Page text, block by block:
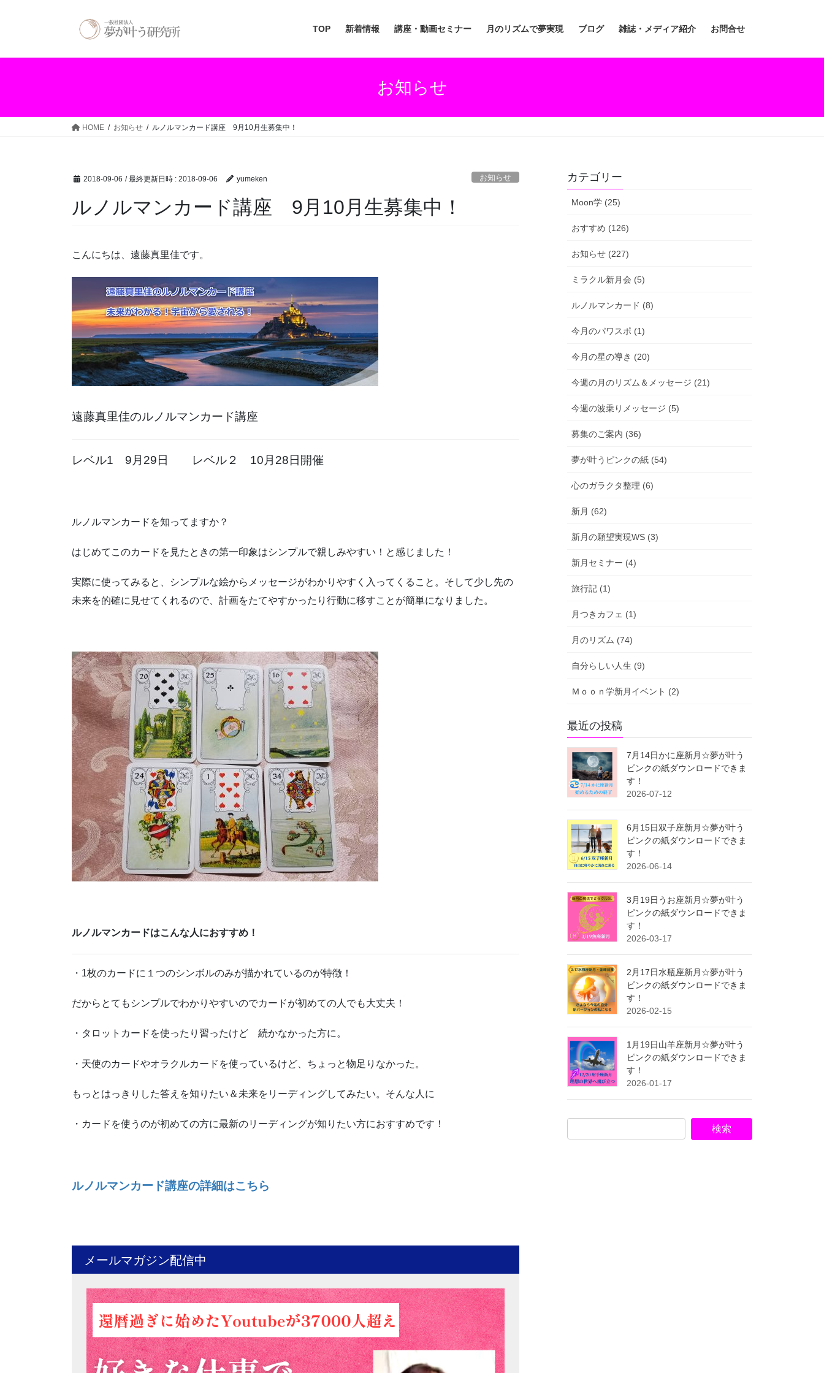
TOP 新着情報 講座・動画セミナー 月のリズムで夢実現 ブログ 雑誌・メディア紹介 お問合せ
お知らせ
HOME お知らせ ルノルマンカード講座 9月10月生募集中！
2018-09-06 / 最終更新日時 : 2018-09-06 yumeken お知らせ
ルノルマンカード講座 9月10月生募集中！
こんにちは、遠藤真里佳です。
遠藤真里佳のルノルマンカード講座
レベル1 9月29日 レベル２ 10月28日開催
ルノルマンカードを知ってますか？
はじめてこのカードを見たときの第一印象はシンプルで親しみやすい！と感じました！
実際に使ってみると、シンプルな絵からメッセージがわかりやすく入ってくること。そして少し先の
未来を的確に見せてくれるので、計画をたてやすかったり行動に移すことが簡単になりました。
ルノルマンカードはこんな人におすすめ！
・1枚のカードに１つのシンボルのみが描かれているのが特徴！
だからとてもシンプルでわかりやすいのでカードが初めての人でも大丈夫！
・タロットカードを使ったり習ったけど 続かなかった方に。
・天使のカードやオラクルカードを使っているけど、ちょっと物足りなかった。
もっとはっきりした答えを知りたい＆未来をリーディングしてみたい。そんな人に
・カードを使うのが初めての方に最新のリーディングが知りたい方におすすめです！
ルノルマンカード講座の詳細はこちら
メールマガジン配信中
カテゴリー
Moon学 (25)
おすすめ (126)
お知らせ (227)
ミラクル新月会 (5)
ルノルマンカード (8)
今月のパワスポ (1)
今月の星の導き (20)
今週の月のリズム＆メッセージ (21)
今週の波乗りメッセージ (5)
募集のご案内 (36)
夢が叶うピンクの紙 (54)
心のガラクタ整理 (6)
新月 (62)
新月の願望実現WS (3)
新月セミナー (4)
旅行記 (1)
月つきカフェ (1)
月のリズム (74)
自分らしい人生 (9)
Ｍｏｏｎ学新月イベント (2)
最近の投稿
7月14日かに座新月☆夢が叶う
ピンクの紙ダウンロードできま
す！
2026-07-12
6月15日双子座新月☆夢が叶う
ピンクの紙ダウンロードできま
す！
2026-06-14
3月19日うお座新月☆夢が叶う
ピンクの紙ダウンロードできま
す！
2026-03-17
2月17日水瓶座新月☆夢が叶う
ピンクの紙ダウンロードできま
す！
2026-02-15
1月19日山羊座新月☆夢が叶う
ピンクの紙ダウンロードできま
す！
2026-01-17